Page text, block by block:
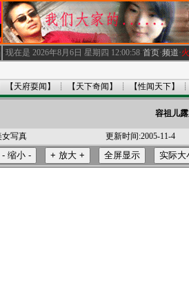
·现在是 2026年8月6日 星期四 12:00:58·首页·频道·
【天府耍闻】 ┊ 【天下奇闻】 ┊ 【性闻天下】
容祖儿
女写真 更新时间:2005-11-4